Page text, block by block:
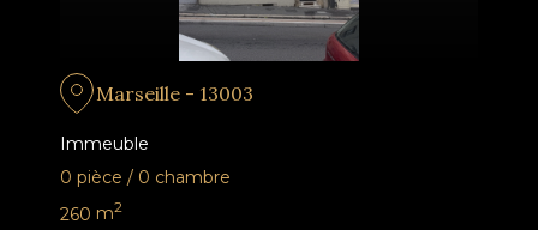
Marseille - 13003
Immeuble
0 pièce / 0 chambre
260 m2